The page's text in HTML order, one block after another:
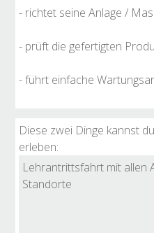
- richtet seine Anlage /
- prüft die gefertigten
- führt einfache
Diese zwei Dinge kannst
erleben:
Lehrantrittsfahrt mit allen
Standorte